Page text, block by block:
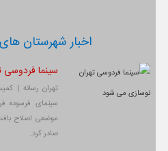
اخبار شهرستان
سینما
سینمای فرسوده
صادر کرد.